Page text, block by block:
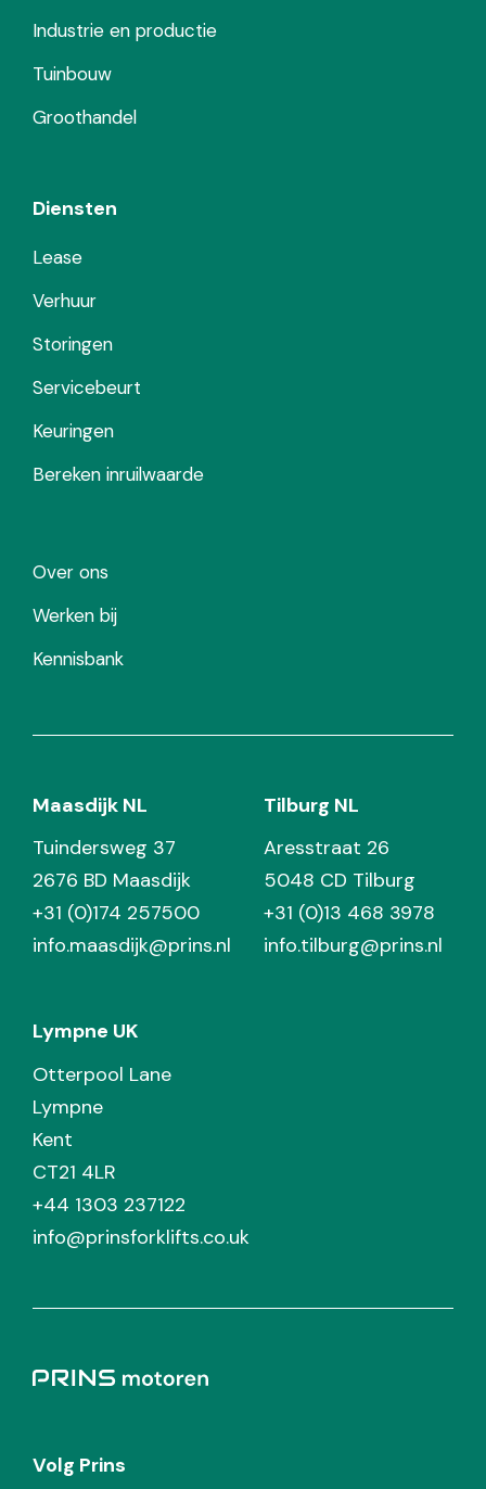
Industrie en productie
Tuinbouw
Groothandel
Diensten
Lease
Verhuur
Storingen
Servicebeurt
Keuringen
Bereken inruilwaarde
Over ons
Werken bij
Kennisbank
Maasdijk NL
Tuindersweg 37
2676 BD Maasdijk
+31 (0)174 257500
info.maasdijk@prins.nl
Tilburg NL
Aresstraat 26
5048 CD Tilburg
+31 (0)13 468 3978
info.tilburg@prins.nl
Lympne UK
Otterpool Lane
Lympne
Kent
CT21 4LR
+44 1303 237122
info@prinsforklifts.co.uk
Volg Prins